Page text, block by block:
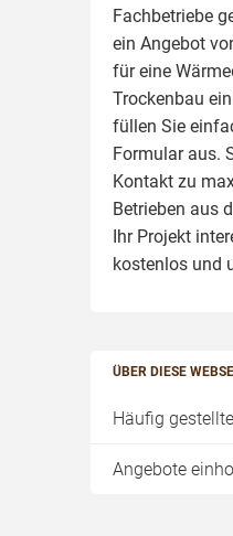
Fachbetriebe
ein Angebot
für eine
Trockenbau
füllen Sie
Formular aus.
Kontakt zu
Betrieben aus
Ihr Projekt
kostenlos und
ÜBER DIESE
Häufig
Angebote